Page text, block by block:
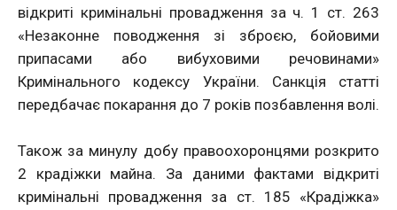
відкриті кримінальні провадження за ч. 1 ст. 263
«Незаконне поводження зі зброєю, бойовими
припасами або вибуховими речовинами»
Кримінального кодексу України. Санкція статті
передбачає покарання до 7 років позбавлення волі.
Також за минулу добу правоохоронцями розкрито
2 крадіжки майна. За даними фактами відкриті
кримінальні провадження за ст. 185 «Крадіжка»